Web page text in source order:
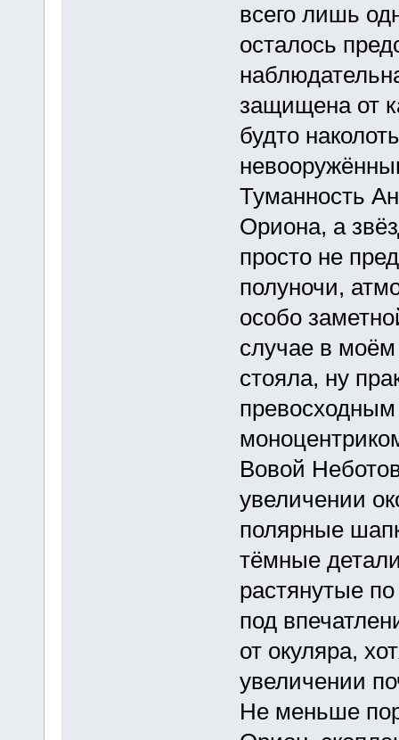
всего лишь
осталось
защищена от
будто
Туманность
Ориона, а
просто не
полуночи,
особо
случае в моём
стояла, ну
Вовой
увеличении
полярные
тёмные
растянутые
под
от окуляра,
увеличении
Не меньше